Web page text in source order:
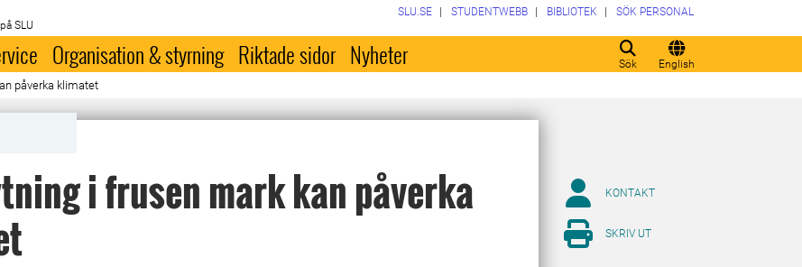
SLU
Sök English
SLU.SE STUDENTWEBB BIBLIOTEK SÖK PERSONAL
Organisation & styrning Riktade sidor Nyheter
påverka klimatet
i frusen mark kan påverka
KONTAKT
SKRIV UT